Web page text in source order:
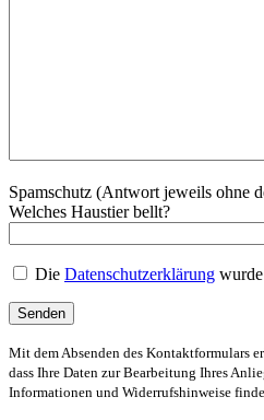
Spamschutz (Antwort jeweils ohne
Welches Haustier bellt?
Die Datenschutzerklärung
Mit dem Absenden des Kontaktformulars
dass Ihre Daten zur Bearbeitung Ihres
Informationen und Widerrufshinweise